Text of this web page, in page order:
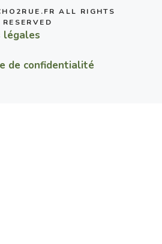
ALL RIGHTS
RESERVED
légales
de confidentialité